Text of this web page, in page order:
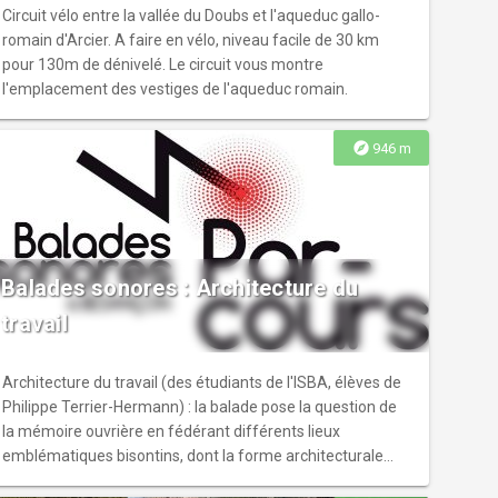
nombreux sites historiques et patrimoniaux et de
paysages remarquables. Tout au long de l’itinéraire,
laissez-vous guider par le balisage du pèlerin de la Via
Francigena, compléter en France par le marquage blanc et
les informations pour préparer votre parcours, sur le site
officiel de la via Francigena et pour en savoir plus sur les
routes culturelles de l’Europe.
Circuit vélo entre la vallée du Doubs et l'aqueduc gallo-
romain d'Arcier. A faire en vélo, niveau facile de 30 km
pour 130m de dénivelé. Le circuit vous montre
l'emplacement des vestiges de l'aqueduc romain.
explore 946 m
Balades sonores : Architecture du
travail
Architecture du travail (des étudiants de l'ISBA, élèves de
Philippe Terrier-Hermann) : la balade pose la question de
la mémoire ouvrière en fédérant différents lieux
emblématiques bisontins, dont la forme architecturale